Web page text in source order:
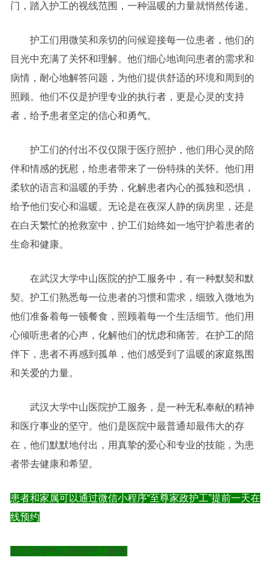
门，踏入护工的视线范围，一种温暖的力量就悄然传递。
护工们用微笑和亲切的问候迎接每一位患者，他们的
目光中充满了关怀和理解。他们细心地询问患者的需求和
病情，耐心地解答问题，为他们提供舒适的环境和周到的
照顾。他们不仅是护理专业的执行者，更是心灵的支持
者，给予患者坚定的信心和勇气。
护工们的付出不仅仅限于医疗照护，他们用心灵的陪
伴和情感的抚慰，给患者带来了一份特殊的关怀。他们用
柔软的语言和温暖的手势，化解患者内心的孤独和恐惧，
给予他们安心和温暖。无论是在夜深人静的病房里，还是
在白天繁忙的抢救室中，护工们始终如一地守护着患者的
生命和健康。
在武汉大学中山医院的护工服务中，有一种默契和默
契。护工们熟悉每一位患者的习惯和需求，细致入微地为
他们准备着每一顿餐食，照顾着每一个生活细节。他们用
心倾听患者的心声，化解他们的忧虑和痛苦。在护工的陪
伴下，患者不再感到孤单，他们感受到了温暖的家庭氛围
和关爱的力量。
武汉大学中山医院护工服务，是一种无私奉献的精神
和医疗事业的坚守。他们是医院中最普通却最伟大的存
在，他们默默地付出，用真挚的爱心和专业的技能，为患
者带去健康和希望。
患者和家属可以通过微信小程序“至尊家政护工”提前一天在
线预约
武汉大学中山医院护工服务